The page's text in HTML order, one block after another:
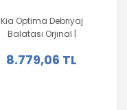
Kia Optima Debriyaj
Balatası Orjinal |
8.779,06 TL